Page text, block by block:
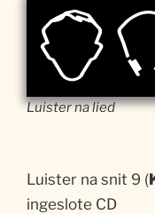
Luister na lied
Luister na snit 9 (
ingeslote CD